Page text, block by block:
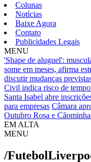
Colunas
Notícias
Baixe Agora
Contato
Publicidades Legais
MENU
'Shape de aluguel':
some em meses, afirma
discutir mudanças
Civil indica risco de
Santa Isabel abre
para empresas Câmara
Outubro Rosa e
EM ALTA
MENU
/Futebol